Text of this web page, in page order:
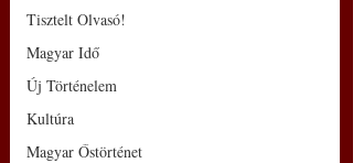
Tisztelt Olvasó!
Magyar Idő
Új Történelem
Kultúra
Magyar Őstörténet